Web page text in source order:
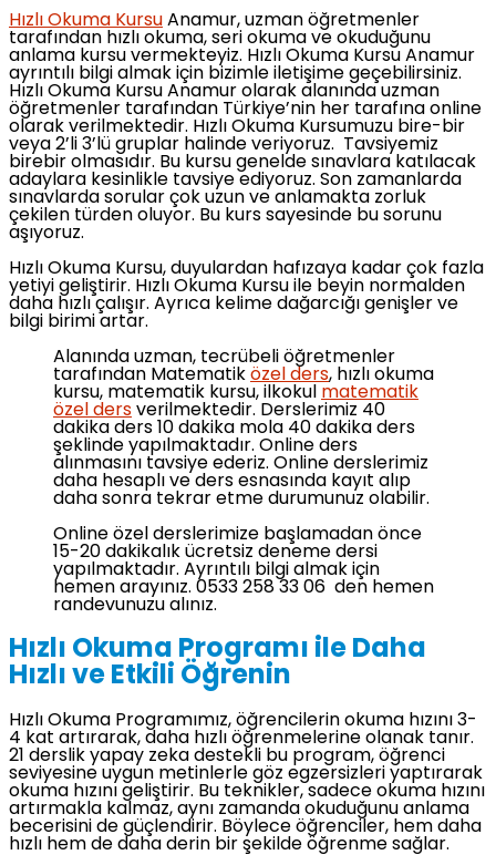
Hızlı Okuma Kursu Anamur, uzman öğretmenler
tarafından hızlı okuma, seri okuma ve okuduğunu
anlama kursu vermekteyiz. Hızlı Okuma Kursu Anamur
ayrıntılı bilgi almak için bizimle iletişime geçebilirsiniz.
Hızlı Okuma Kursu Anamur olarak alanında uzman
öğretmenler tarafından Türkiye’nin her tarafına online
olarak verilmektedir. Hızlı Okuma Kursumuzu bire-bir
veya 2’li 3’lü gruplar halinde veriyoruz. Tavsiyemiz
birebir olmasıdır. Bu kursu genelde sınavlara katılacak
adaylara kesinlikle tavsiye ediyoruz. Son zamanlarda
sınavlarda sorular çok uzun ve anlamakta zorluk
çekilen türden oluyor. Bu kurs sayesinde bu sorunu
aşıyoruz.
Hızlı Okuma Kursu, duyulardan hafızaya kadar çok fazla
yetiyi geliştirir. Hızlı Okuma Kursu ile beyin normalden
daha hızlı çalışır. Ayrıca kelime dağarcığı genişler ve
bilgi birimi artar.
Alanında uzman, tecrübeli öğretmenler
tarafından Matematik özel ders, hızlı okuma
kursu, matematik kursu, ilkokul matematik
özel ders verilmektedir. Derslerimiz 40
dakika ders 10 dakika mola 40 dakika ders
şeklinde yapılmaktadır. Online ders
alınmasını tavsiye ederiz. Online derslerimiz
daha hesaplı ve ders esnasında kayıt alıp
daha sonra tekrar etme durumunuz olabilir.
Online özel derslerimize başlamadan önce
15-20 dakikalık ücretsiz deneme dersi
yapılmaktadır. Ayrıntılı bilgi almak için
hemen arayınız. 0533 258 33 06 den hemen
randevunuzu alınız.
Hızlı Okuma Programı ile Daha
Hızlı ve Etkili Öğrenin
Hızlı Okuma Programımız, öğrencilerin okuma hızını 3-
4 kat artırarak, daha hızlı öğrenmelerine olanak tanır.
21 derslik yapay zeka destekli bu program, öğrenci
seviyesine uygun metinlerle göz egzersizleri yaptırarak
okuma hızını geliştirir. Bu teknikler, sadece okuma hızını
artırmakla kalmaz, aynı zamanda okuduğunu anlama
becerisini de güçlendirir. Böylece öğrenciler, hem daha
hızlı hem de daha derin bir şekilde öğrenme sağlar.